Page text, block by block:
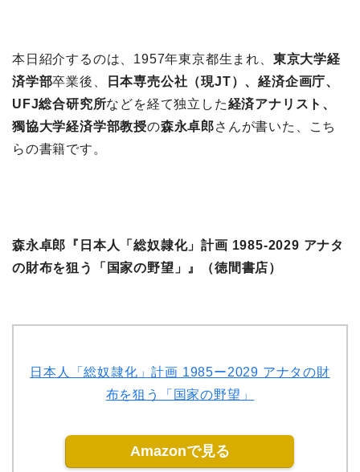
本日紹介するのは、1957年東京都生まれ、 東京大学経
済学部卒業後、
日本専売公社（現JT）、経済企画庁、
UFJ総合研究所などを経て独立した経済アナリスト、
獨協大学経済学部教授の森永卓郎さんが書いた、こち
らの書籍です。
森永卓郎『日本人「総奴隷化」計画 1985-2029 アナタ
の財布を狙う「国家の野望」』（徳間書店）
日本人「総奴隷化」計画 1985ー2029 アナタの財
布を狙う「国家の野望」
Amazonで見る